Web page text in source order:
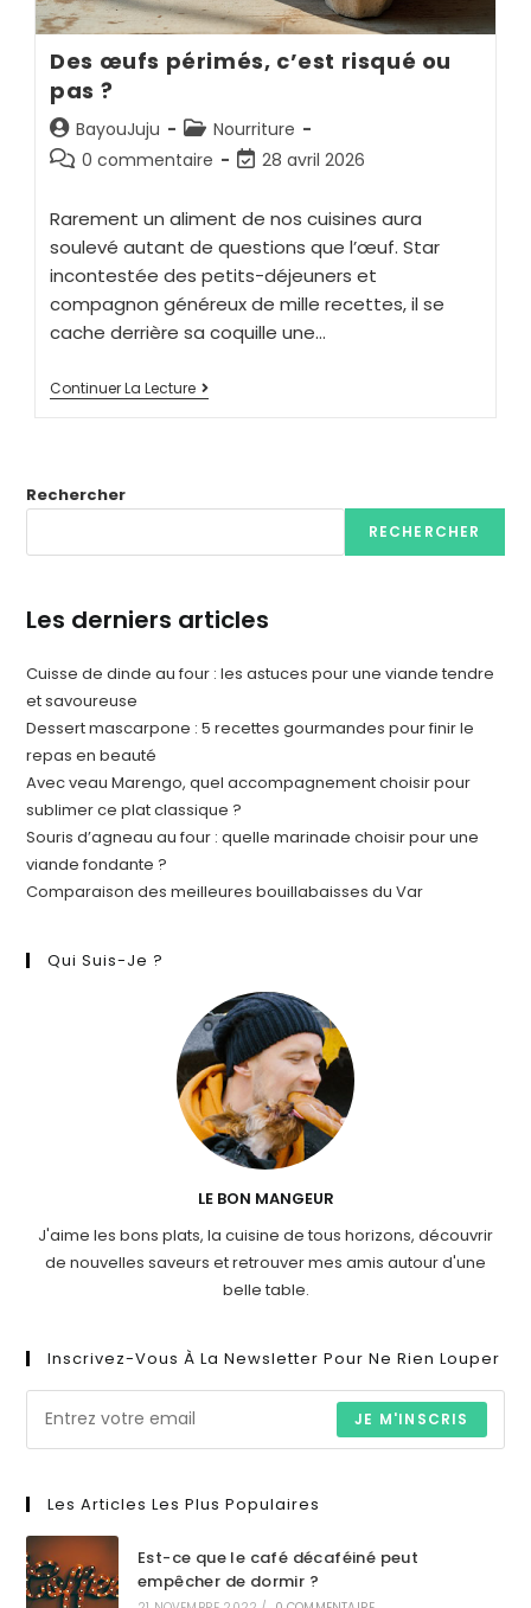
Des œufs périmés, c’est risqué ou
pas ?
BayouJuju
Nourriture
0 commentaire
28 avril 2026
Rarement un aliment de nos cuisines aura
soulevé autant de questions que l’œuf. Star
incontestée des petits-déjeuners et
compagnon généreux de mille recettes, il se
cache derrière sa coquille une…
Continuer La Lecture
Rechercher
RECHERCHER
Les derniers articles
Cuisse de dinde au four : les astuces pour une viande tendre
et savoureuse
Dessert mascarpone : 5 recettes gourmandes pour finir le
repas en beauté
Avec veau Marengo, quel accompagnement choisir pour
sublimer ce plat classique ?
Souris d’agneau au four : quelle marinade choisir pour une
viande fondante ?
Comparaison des meilleures bouillabaisses du Var
Qui Suis-Je ?
LE BON MANGEUR
J'aime les bons plats, la cuisine de tous horizons, découvrir
de nouvelles saveurs et retrouver mes amis autour d'une
belle table.
Inscrivez-Vous À La Newsletter Pour Ne Rien Louper
JE M'INSCRIS
Les Articles Les Plus Populaires
Est-ce que le café décaféiné peut
empêcher de dormir ?